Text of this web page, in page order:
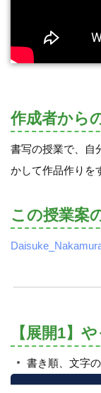
作成者から
書写の授業で、自
かして作品作りを
この授業案
【展開1】
書き順、文字